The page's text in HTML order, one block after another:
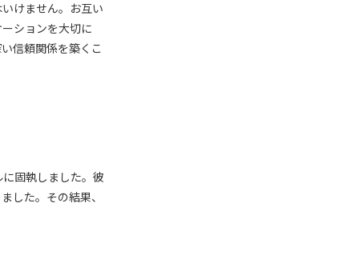
けません。お互い
ションを大切に
信頼関係を築くこ
固執しました。彼
した。その結果、